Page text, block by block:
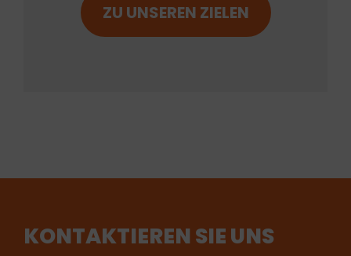
ZU UNSEREN ZIELEN
KONTAKTIEREN SIE UNS